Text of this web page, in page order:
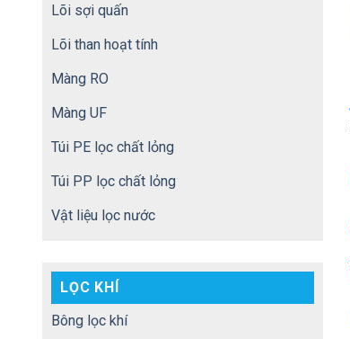
Lõi sợi quấn
Lõi than hoạt tính
Màng RO
Màng UF
Túi PE lọc chất lỏng
Túi PP lọc chất lỏng
Vật liệu lọc nước
LỌC KHÍ
Bông lọc khí